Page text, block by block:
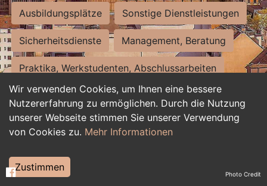
Wir verwenden Cookies, um Ihnen eine bessere
Nutzererfahrung zu ermöglichen. Durch die Nutzung
unserer Webseite stimmen Sie unserer Verwendung
von Cookies zu. Mehr Informationen
Zustimmen
Ausbildungsplätze Sonstige Dienstleistungen
Sicherheitsdienste Management, Beratung
Praktika, Werkstudenten, Abschlussarbeiten
Personalwesen Assistenz, Sekretariat
Hilfskräfte, Aushilfs- und Nebenjobs
Weiterbildung, Studium, duale Ausbildung Photo Credit